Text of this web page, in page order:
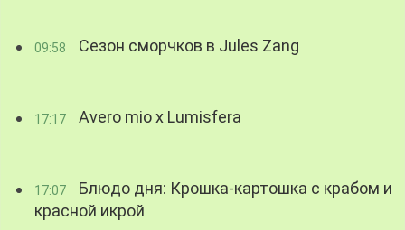
09:58 Сезон сморчков в Jules Zang
17:17 Avero mio x Lumisfera
17:07
Блюдо дня: Крошка-картошка с крабом и
красной икрой